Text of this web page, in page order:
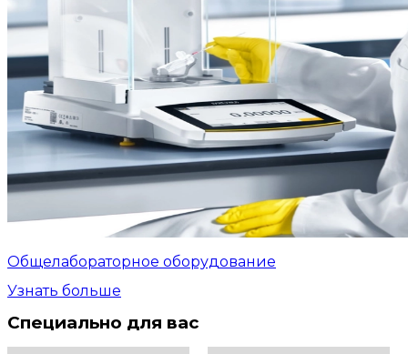
Общелабораторное оборудование
Узнать больше
Специально для вас